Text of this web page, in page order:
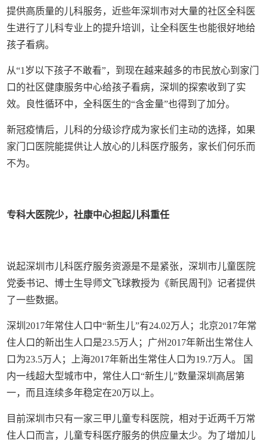
提供高质量的儿科服务，近些年深圳市对大量的社区全科医
生进行了儿科专业上的提升培训，让全科医生也能很好地给
孩子看病。
从“1岁以下孩子不敢看”，到现在越来越多的市民放心到家门
口的社区健康服务中心给孩子看病，深圳的探索收到了实
效。良性循环中，全科医生的“含金量”也得到了加分。
新冠疫情后，儿科的分级诊疗成为家长们主动的选择，如果
家门口医院能提供让人放心的儿科医疗服务，家长们何乐而
不为。
专科大医院少，社康中心担起儿科重任
说起深圳市儿科医疗服务资源是不是紧张，深圳市儿童医院
党委书记、博士生导师文飞球教授为《新民周刊》记者提供
了一些数据。
深圳2017年常住人口中“新生儿”有24.02万人；北京2017年常
住人口的新出生人口是23.5万人；广州2017年新出生常住人
口为23.5万人；上海2017年新出生常住人口为19.7万人。 国
内一线超大型城市中，常住人口“新生儿”数量深圳高居第
一，而且连续多年稳定在20万以上。
目前深圳市只有一家三甲儿童专科医院，相对于近两千万常
住人口而言，儿童专科医疗服务的供应量太少。为了增加儿